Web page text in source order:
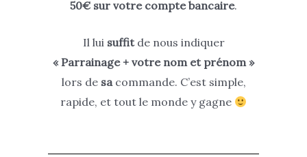
50€ sur votre compte bancaire.
Il lui suffitde nous indiquer
« Parrainage + votre nom et prénom »
lors de sacommande. C’est simple,
rapide, et tout le monde y gagne